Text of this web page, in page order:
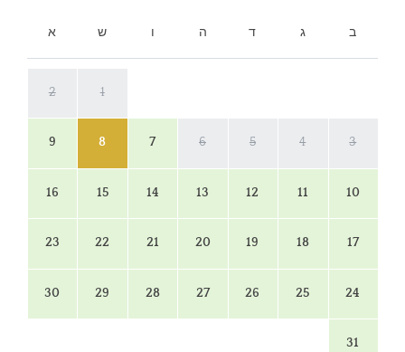
ב ג ד ה ו ש א
1
2
3
4
5
6
7
8
9
10
11
12
13
14
15
16
17
18
19
20
21
22
23
24
25
26
27
28
29
30
31